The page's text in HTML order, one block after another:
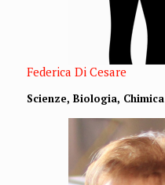
Federica Di Cesare
Scienze, Biologia, Chimica